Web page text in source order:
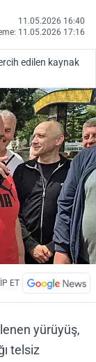
11.05.2026 16:40
11.05.2026 17:16
edilen kaynak
ET
yürüyüş,
telsiz